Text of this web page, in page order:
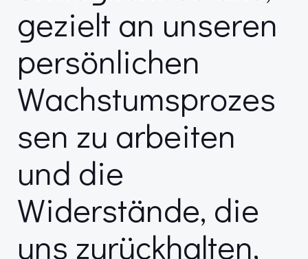
gezielt an unseren
persönlichen
Wachstumsprozes
sen zu arbeiten
und die
Widerstände, die
uns zurückhalten,